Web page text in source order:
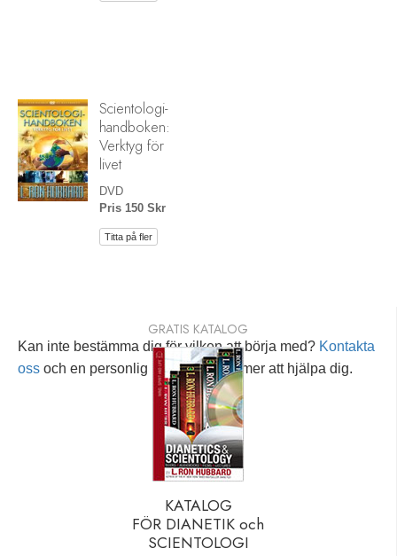
Scientologi-
handboken:
Verktyg för
livet
DVD
Pris 150 Skr
Titta på fler
Kan inte bestämma dig för vilken att börja med? Kontakta
oss och en personlig rådgivare kommer att hjälpa dig.
GRATIS KATALOG
KATALOG
FÖR DIANETIK och
SCIENTOLOGI